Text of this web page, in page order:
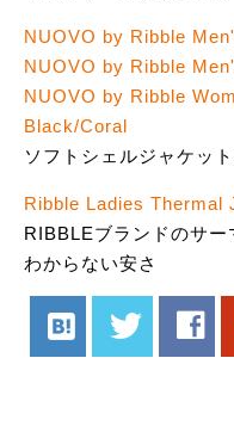
NUOVO by Ribble
NUOVO by Ribble
NUOVO by Ribble
Black/Coral
ソフトシェルジャケッ
Ribble Ladies Thermal
RIBBLEブランドのサ
わからない安さ
hatenabookmark twitter facebook